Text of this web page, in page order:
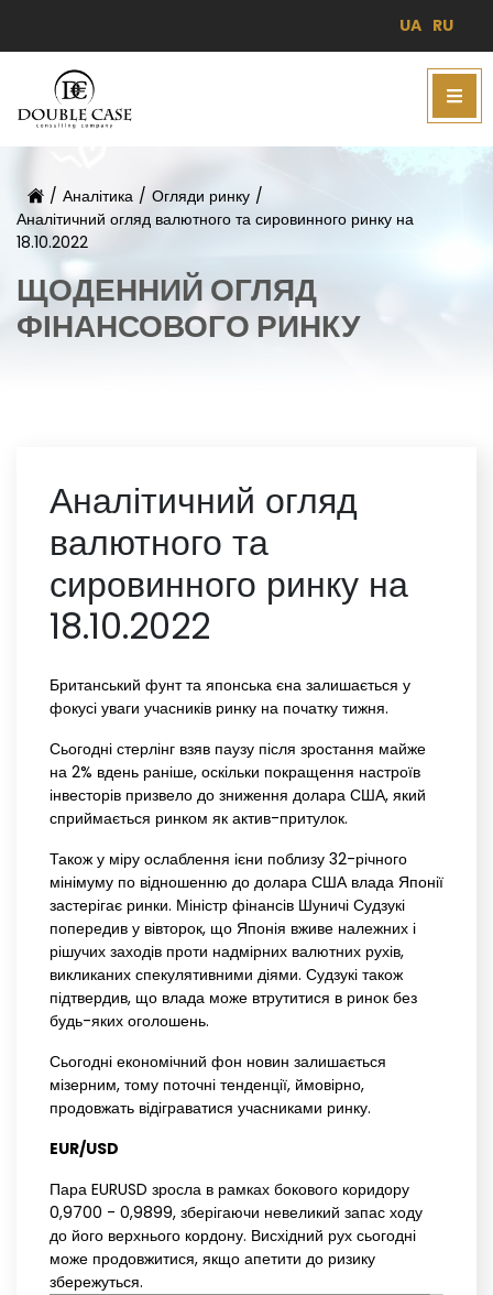
UA RU
/ Аналітика / Огляди ринку /
Аналітичний огляд валютного та сировинного ринку на
18.10.2022
ЩОДЕННИЙ ОГЛЯД
ФІНАНСОВОГО РИНКУ
Аналітичний огляд
валютного та
сировинного ринку на
18.10.2022
Британський фунт та японська єна залишається у
фокусі уваги учасників ринку на початку тижня.
Сьогодні стерлінг взяв паузу після зростання майже
на 2% вдень раніше, оскільки покращення настроїв
інвесторів призвело до зниження долара США, який
сприймається ринком як актив-притулок.
Також у міру ослаблення ієни поблизу 32-річного
мінімуму по відношенню до долара США влада Японії
застерігає ринки. Міністр фінансів Шуничі Судзукі
попередив у вівторок, що Японія вживе належних і
рішучих заходів проти надмірних валютних рухів,
викликаних спекулятивними діями. Судзукі також
підтвердив, що влада може втрутитися в ринок без
будь-яких оголошень.
Сьогодні економічний фон новин залишається
мізерним, тому поточні тенденції, ймовірно,
продовжать відіграватися учасниками ринку.
EUR/USD
Пара EURUSD зросла в рамках бокового коридору
0,9700 - 0,9899, ​​зберігаючи невеликий запас ходу
до його верхнього кордону. Висхідний рух сьогодні
може продовжитися, якщо апетити до ризику
збережуться.